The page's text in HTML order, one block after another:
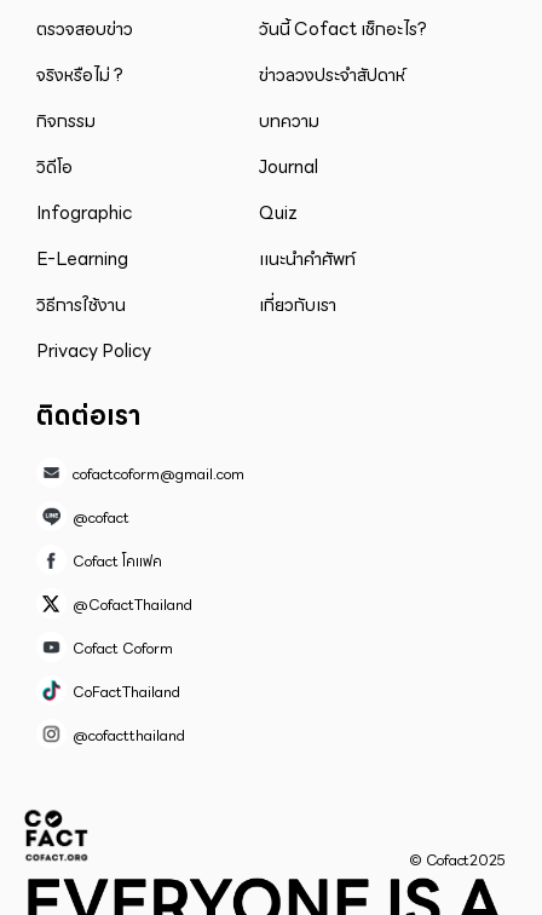
ตรวจสอบข่าว
วันนี้ Cofact เช็กอะไร?
จริงหรือไม่ ?
ข่าวลวงประจำสัปดาห์
กิจกรรม
บทความ
วิดีโอ
Journal
Infographic
Quiz
E-Learning
แนะนำคำศัพท์
วิธีการใช้งาน
เกี่ยวกับเรา
Privacy Policy
ติดต่อเรา
cofactcoform@gmail.com
@cofact
Cofact โคแฟค
@CofactThailand
Cofact Coform
CoFactThailand
@cofactthailand
© Cofact2025